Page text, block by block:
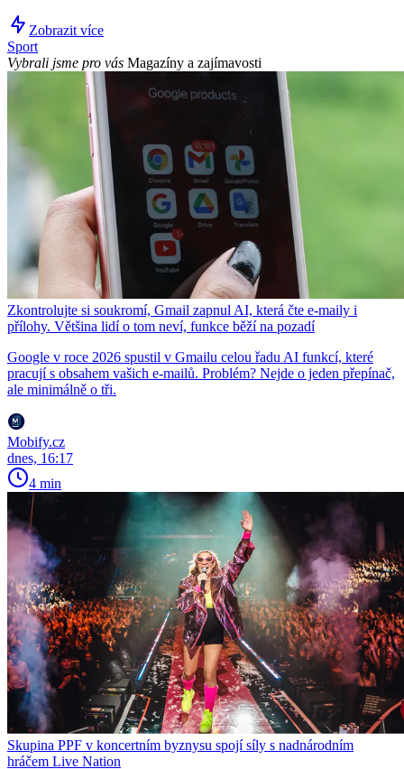
Zobrazit více
Sport
Vybrali jsme pro vás Magazíny a zajímavosti
Zkontrolujte si soukromí, Gmail zapnul AI, která čte e-maily i
přílohy. Většina lidí o tom neví, funkce běží na pozadí
Google v roce 2026 spustil v Gmailu celou řadu AI funkcí, které
pracují s obsahem vašich e-mailů. Problém? Nejde o jeden přepínač,
ale minimálně o tři.
Mobify.cz
dnes, 16:17
4 min
Skupina PPF v koncertním byznysu spojí síly s nadnárodním
hráčem Live Nation